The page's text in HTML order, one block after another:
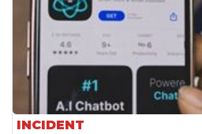
INCIDENT